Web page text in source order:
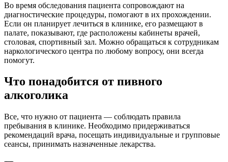
Во время обследования пациента сопровождают на
диагностические процедуры, помогают в их прохождении.
Если он планирует лечиться в клинике, его размещают в
палате, показывают, где расположены кабинеты врачей,
столовая, спортивный зал. Можно обращаться к сотрудникам
наркологического центра по любому вопросу, они всегда
помогут.
Что понадобится от пивного
алкоголика
Все, что нужно от пациента — соблюдать правила
пребывания в клинике. Необходимо придерживаться
рекомендаций врача, посещать индивидуальные и групповые
сеансы, принимать назначенные лекарства.